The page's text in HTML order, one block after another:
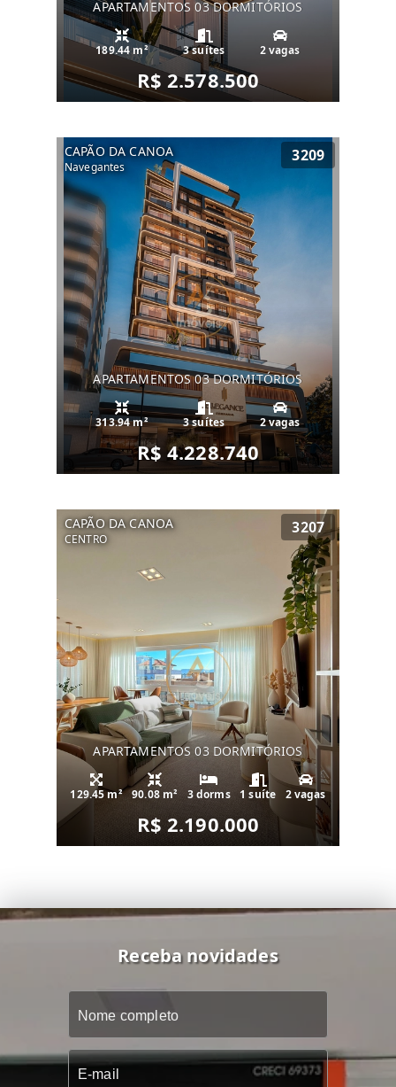
APARTAMENTOS 03 DORMITÓRIOS
189.44 m² 3 suítes 2 vagas
R$ 2.578.500
CAPÃO DA CANOA
Navegantes
3209
APARTAMENTOS 03 DORMITÓRIOS
313.94 m² 3 suítes 2 vagas
R$ 4.228.740
CAPÃO DA CANOA
CENTRO
3207
APARTAMENTOS 03 DORMITÓRIOS
129.45 m² 90.08 m² 3 dorms 1 suíte 2 vagas
R$ 2.190.000
Receba novidades